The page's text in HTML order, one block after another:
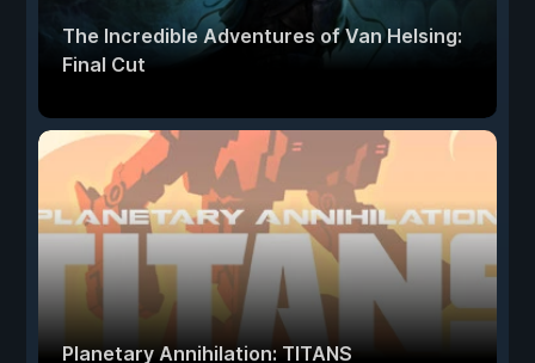
The Incredible Adventures of Van Helsing:
Final Cut
Planetary Annihilation: TITANS